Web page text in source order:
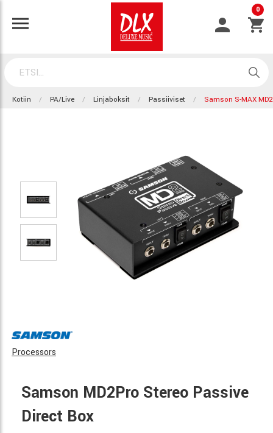
0
Kotiin PA/Live Linjaboksit Passiiviset Samson S-MAX
Processors
Samson MD2Pro Stereo Passive
Direct Box